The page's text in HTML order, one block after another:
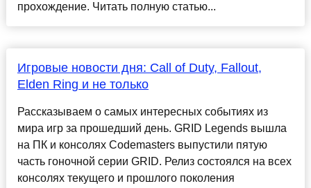
прохождение. Читать полную статью...
Игровые новости дня: Call of Duty, Fallout,
Elden Ring и не только
Рассказываем о самых интересных событиях из
мира игр за прошедший день. GRID Legends вышла
на ПК и консолях Codemasters выпустили пятую
часть гоночной серии GRID. Релиз состоялся на всех
консолях текущего и прошлого поколения